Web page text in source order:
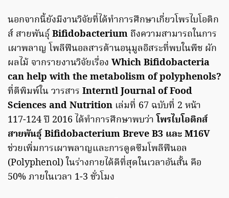
นอกจากนี้ยังมีงานวิจัยที่ได้ทำการศึกษาเกี่ยวโพรไบโอติก
ส์ สายพันธุ์Bifidobacterium ถึงความสามารถในการ
เผาพลาญ โพลีฟีนอลสารต้านอนุมูลอิสระที่พบในพืช ผัก
ผลไม้ จากรายงานวิจัยเรื่อง Which Bifidobacteria
can help with the metabolism of polyphenols?
ที่ตีพิมพ์ใน วารสาร Interntl Journal of Food
Sciences and Nutrition เล่มที่ 67 ฉบับที่ 2 หน้า
117-124 ปี 2016 ได้ทำการศึกษาพบว่าโพรไบโอติกส์
สายพันธุ์ Bifidobacterium Breve B3 และ M16V
ช่วยเพิ่มการเผาพลาญและการดูดซึมโพลีฟีนอล
(Polyphenol) ในร่างกายได้ดีที่สุดในเวลาอันสั้น คือ
50% ภายในเวลา 1-3 ชั่วโมง